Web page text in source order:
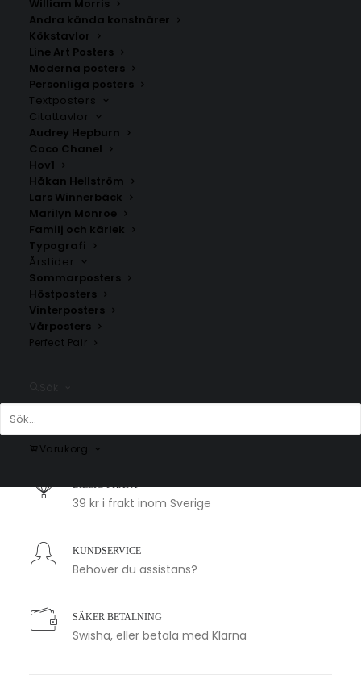
William Morris
Andra kända konstnärer
Kökstavlor
Line Art Posters
Moderna posters
Personliga posters
Textposters
Citattavlor
Audrey Hepburn
Coco Chanel
Hov1
Håkan Hellström
Lars Winnerbäck
Marilyn Monroe
Familj och kärlek
Typografi
Årstider
Sommarposters
Höstposters
Vinterposters
Vårposters
Perfect Pair
Varukorg
Kilsbo
Fr. 200.00kr
Norra Veckebo
Fr.200.00
1-2 arbetsdagar
BILLIG FRAKT
39 kr i frakt inom Sverige
KUNDSERVICE
Behöver du assistans?
SÄKER BETALNING
Swisha, eller betala med Klarna